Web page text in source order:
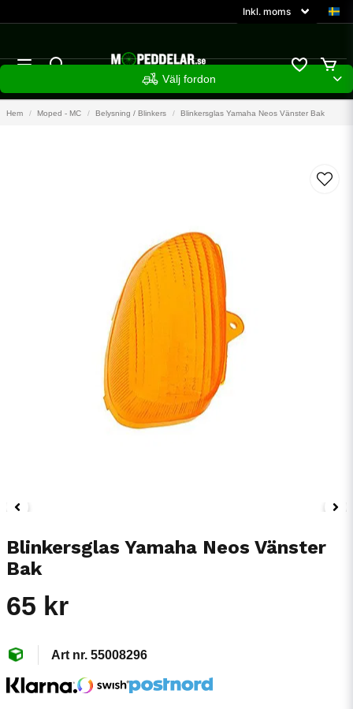
Välj fordon
Hem Moped - MC Belysning / Blinkers Blinkersglas Yamaha Neos Vänster Bak
Blinkersglas Yamaha Neos Vänster
Bak
65 kr
55008296